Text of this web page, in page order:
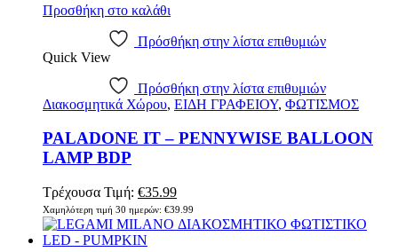
Προσθήκη στο καλάθι
Πρόσθήκη στην λίστα επιθυμιών
Quick View
Πρόσθήκη στην λίστα επιθυμιών
Διακοσμητικά Χώρου, ΕΙΔΗ ΓΡΑΦΕΙΟΥ, ΦΩΤΙΣΜΟΣ
PALADONE IT – PENNYWISE BALLOON
LAMP BDP
Τρέχουσα Τιμή: €35.99
Χαμηλότερη τιμή 30 ημερών: €39.99